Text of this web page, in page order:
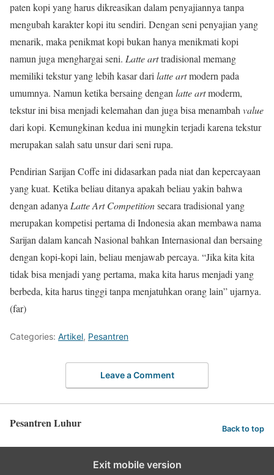
paten kopi yang harus dikreasikan dalam penyajiannya tanpa
mengubah karakter kopi itu sendiri. Dengan seni penyajian yang
menarik, maka penikmat kopi bukan hanya menikmati kopi
namun juga menghargai seni. Latte arttradisional memang
memiliki tekstur yang lebih kasar darilatte artmodern pada
umumnya. Namun ketika bersaing denganlatte artmoderm,
tekstur ini bisa menjadi kelemahan dan juga bisa menambahvalue
dari kopi. Kemungkinan kedua ini mungkin terjadi karena tekstur
merupakan salah satu unsur dari seni rupa.
Pendirian Sarijan Coffe ini didasarkan pada niat dan kepercayaan
yang kuat. Ketika beliau ditanya apakah beliau yakin bahwa
dengan adanyaLatte Art Competitionsecara tradisional yang
merupakan kompetisi pertama di Indonesia akan membawa nama
Sarijan dalam kancah Nasional bahkan Internasional dan bersaing
dengan kopi-kopi lain, beliau menjawab percaya. “Jika kita kita
tidak bisa menjadi yang pertama, maka kita harus menjadi yang
berbeda, kita harus tinggi tanpa menjatuhkan orang lain” ujarnya.
(far)
Categories: Artikel, Pesantren
Leave a Comment
Pesantren Luhur Back to top
Exit mobile version